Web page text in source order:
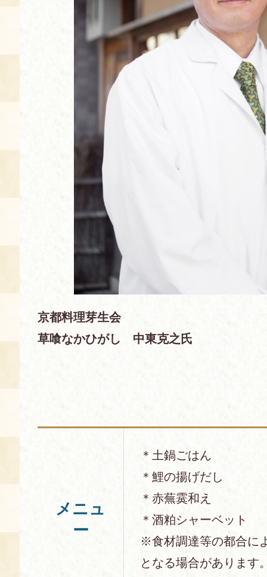
講演会付き料理教室
あじわい館弁当
京都料理芽生会
草喰なかひがし 中東克之氏
メニュ
ー
＊土鍋ごはん
＊鯉の揚げだし
＊赤蕪霙和え
＊酒粕シャーベット
※食材調達等の都合に
となる場合があります